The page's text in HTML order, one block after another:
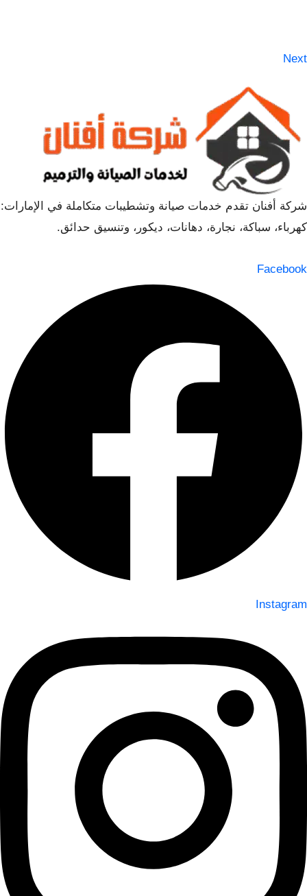
Next
شركة أفنان تقدم خدمات صيانة وتشطيبات متكاملة في الإمارات:
كهرباء، سباكة، نجارة، دهانات، ديكور، وتنسيق حدائق.
Facebook
Instagram